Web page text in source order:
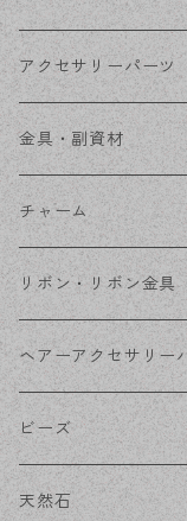
ステンレスチェーン
ステンレス金具
アクセサリーパーツ
デザイン丸カン
フレーム
コネクター
その他
金具・副資材
丸カン
ピン類
花座・ビーズキャッ
チェーン
その他
チャーム
金属
アクリル・プラ
ファーボール
リボン・リボン金具
リボン
リボン金具
ヘアーアクセサリー
ビーズ
天然石